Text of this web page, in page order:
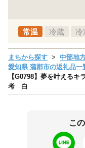
常温 冷蔵 冷
まちから探す 中部地
愛知県 蒲郡市の返礼品一
【G0798】夢を叶える
考 白
こ